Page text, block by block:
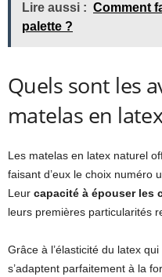
Lire aussi : Comment
palette ?
Quels sont les
matelas en
Les matelas en latex naturel
faisant d’eux le choix numéro
Leur capacité à épouser les
leurs premières particularités
Grâce à l’élasticité du latex
s’adaptent parfaitement à la